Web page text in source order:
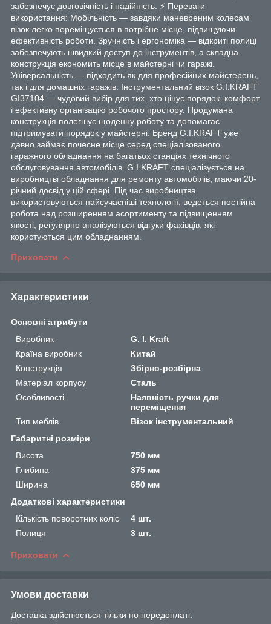
забезпечує довговічність і надійність. ⚡ Переваги
використання: Мобільність — завдяки маневреним колесам
візок легко переміщується в потрібне місце, підвищуючи
ефективність роботи. Зручність і ергономіка — відкриті полиці
забезпечують швидкий доступ до інструментів, а складна
конструкція економить місце в майстерні чи гаражі.
Універсальність — підходить як для професійних майстерень,
так і для домашніх гаражів. Інструментальний візок G.I.KRAFT
GI37104 — чудовий вибір для тих, хто цінує порядок, комфорт
і ефективну організацію робочого простору. Продумана
конструкція полегшує щоденну роботу та допомагає
підтримувати порядок у майстерні. Бренд G.I.KRAFT уже
давно займає почесне місце серед спеціалізованого
гаражного обладнання на багатьох станціях технічного
обслуговування автомобілів. G.I.KRAFT спеціалізується на
виробництві обладнання для ремонту автомобілів, маючи 20-
річний досвід у цій сфері. Під час виробництва
використовуються найсучасніші технології, ведеться постійна
робота над розширенням асортименту та підвищенням
якості, регулярно аналізуються відгуки фахівців, які
користуються цим обладнанням.
Приховати
Характеристики
Основні атрибути
Виробник
G. I. Kraft
Країна виробник
Китай
Конструкція
Збірно-розбірна
Матеріал корпусу
Сталь
Особливості
Наявність ручки для
переміщення
Тип меблів
Візок інструментальний
Габаритні розміри
Висота
750 мм
Глибина
375 мм
Ширина
650 мм
Додаткові характеристики
Кількість поворотних коліс
4 шт.
Полиця
3 шт.
Приховати
Умови доставки
Доставка здійснюється тільки по передоплаті.